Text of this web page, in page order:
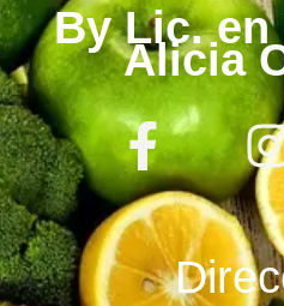
By Lic.
Alicia
F
a
c
e
I
t